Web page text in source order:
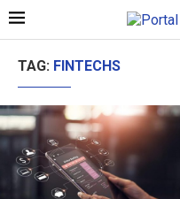
TAG: FINTECHS